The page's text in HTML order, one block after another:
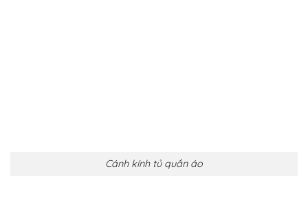
Cánh kính tủ quần áo